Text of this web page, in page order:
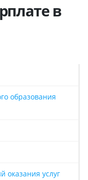
образования
оказания услуг
в